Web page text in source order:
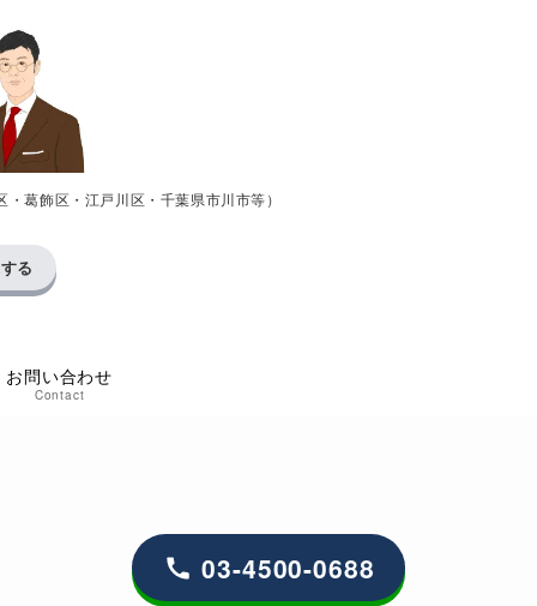
葛飾区・江戸川区・千葉県市川市等）
お問い合わせ
Contact
る
03-4500-0688